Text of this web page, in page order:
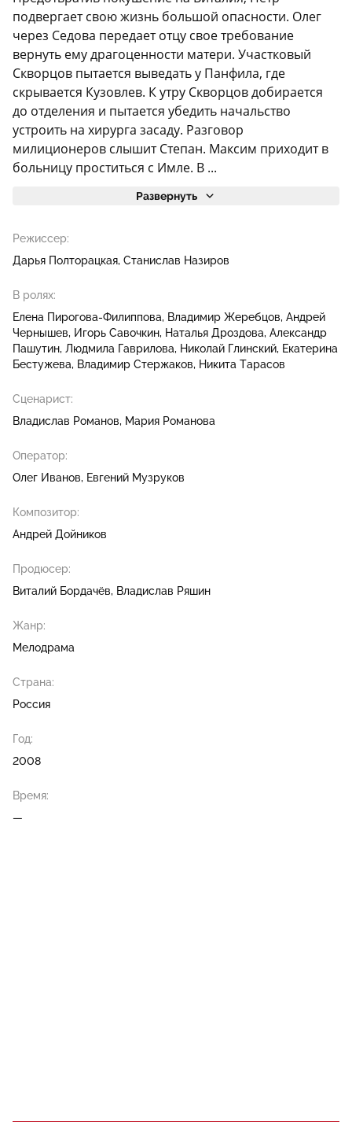
подвергает свою жизнь большой опасности. Олег
через Седова передает отцу свое требование
вернуть ему драгоценности матери. Участковый
Скворцов пытается выведать у Панфила, где
скрывается Кузовлев. К утру Скворцов добирается
до отделения и пытается убедить начальство
устроить на хирурга засаду. Разговор
милиционеров слышит Степан. Максим приходит в
больницу проститься с Имле. В ...
Развернуть
Режиссер:
Дарья Полторацкая Станислав Назиров
В ролях:
Елена Пирогова-Филиппова
Владимир Жеребцов Андрей
Чернышев
Игорь Савочкин Наталья Дроздова Александр
Пашутин Людмила Гаврилова Николай Глинский Екатерина
Бестужева
Владимир Стержаков Никита Тарасов
Сценарист:
Владислав Романов
Мария Романова
Оператор:
Олег Иванов
Евгений Музруков
Композитор:
Андрей Дойников
Продюсер:
Виталий Бордачёв
Владислав Ряшин
Жанр:
Мелодрама
Страна:
Россия
Год:
2008
Время:
—